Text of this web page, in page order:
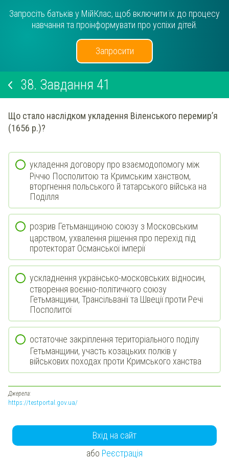
Запросіть батьків у МійКлас, щоб включити їх до процесу
навчання та проінформувати про успіхи дітей.
Запросити
38. Завдання 41
Що стало наслідком укладення Віленського перемир’я
(1656 р.)?
укладення договору про взаємодопомогу між
Річчю Посполитою та Кримським ханством,
вторгнення польського й татарського війська на
Поділля
розрив Гетьманщиною союзу з Московським
царством, ухвалення рішення про перехід під
протекторат Османської імперії
ускладнення українсько-московських відносин,
створення воєнно-політичного союзу
Гетьманщини, Трансільванії та Швеції проти Речі
Посполитої
остаточне закріплення територіального поділу
Гетьманщини, участь козацьких полків у
військових походах проти Кримського ханства
Джерела:
https://testportal.gov.ua/
Вхід на сайт
або Реєстрація